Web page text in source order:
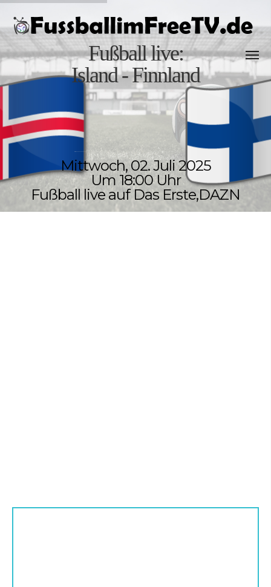
Fußball live:
Island - Finnland
Mittwoch, 02. Juli 2025
Um 18:00 Uhr
Fußball live auf Das Erste,DAZN